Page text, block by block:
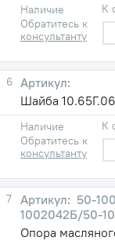
Наличие
Обратитесь к
консультанту
К
6
Шайба 10.65Г.06
Наличие
Обратитесь к
консультанту
К
7
50-
1002042Б/50-
Опора